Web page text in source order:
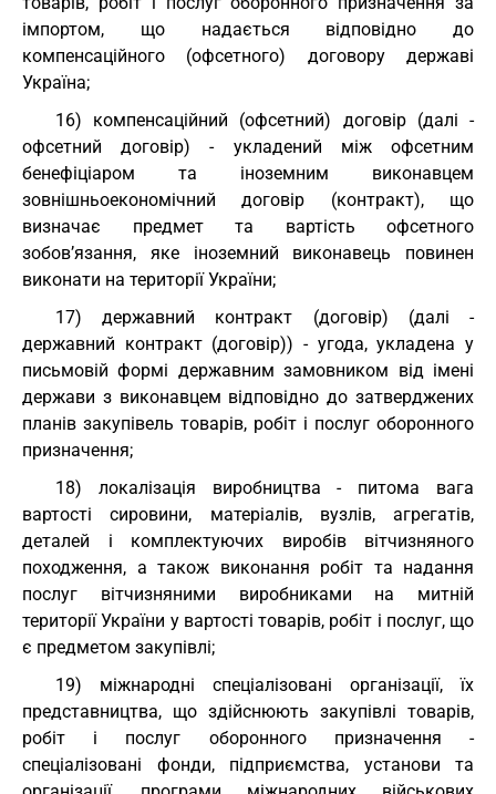
імпортом, що надається відповідно до
компенсаційного (офсетного) договору державі
Україна;
16) компенсаційний (офсетний) договір (далі -
офсетний договір) - укладений між офсетним
бенефіціаром та іноземним виконавцем
зовнішньоекономічний договір (контракт), що
визначає предмет та вартість офсетного
зобов’язання, яке іноземний виконавець повинен
виконати на території України;
17) державний контракт (договір) (далі -
державний контракт (договір)) - угода, укладена у
письмовій формі державним замовником від імені
держави з виконавцем відповідно до затверджених
планів закупівель товарів, робіт і послуг оборонного
призначення;
18) локалізація виробництва - питома вага
вартості сировини, матеріалів, вузлів, агрегатів,
деталей і комплектуючих виробів вітчизняного
походження, а також виконання робіт та надання
послуг вітчизняними виробниками на митній
території України у вартості товарів, робіт і послуг, що
є предметом закупівлі;
19) міжнародні спеціалізовані організації, їх
представництва, що здійснюють закупівлі товарів,
робіт і послуг оборонного призначення -
спеціалізовані фонди, підприємства, установи та